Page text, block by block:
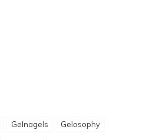
Gelnagels Gelosophy